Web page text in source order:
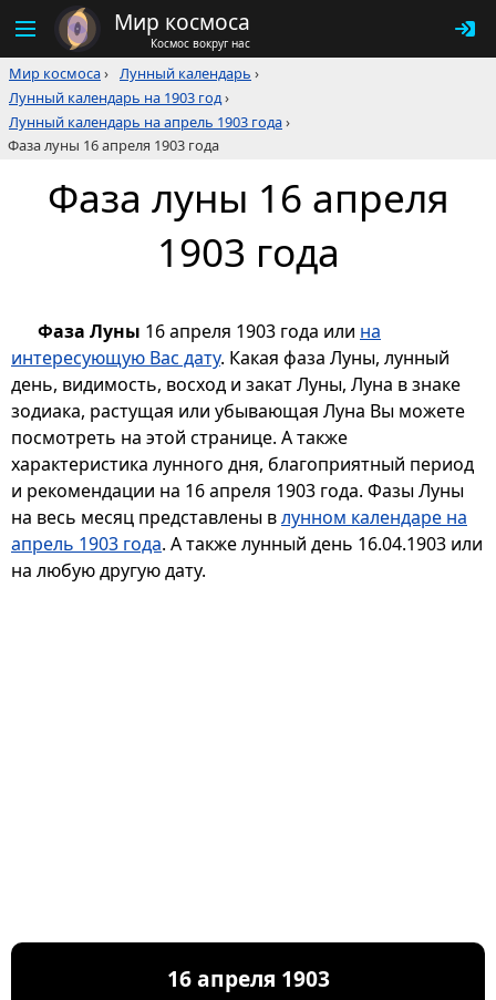
Мир космоса
Космос вокруг нас
Мир космоса› Лунный календарь ›
Лунный календарь на 1903 год›
Лунный календарь на апрель 1903 года›
Фаза луны 16 апреля 1903 года
Фаза луны 16 апреля
1903 года
Фаза Луны 16 апреля 1903 года или на
интересующую Вас дату. Какая фаза Луны, лунный
день, видимость, восход и закат Луны, Луна в знаке
зодиака, растущая или убывающая Луна Вы можете
посмотреть на этой странице. А также
характеристика лунного дня, благоприятный период
и рекомендации на 16 апреля 1903 года. Фазы Луны
на весь месяц представлены влунном календаре на
апрель 1903 года. А также лунный день 16.04.1903 или
на любую другую дату.
16 апреля 1903